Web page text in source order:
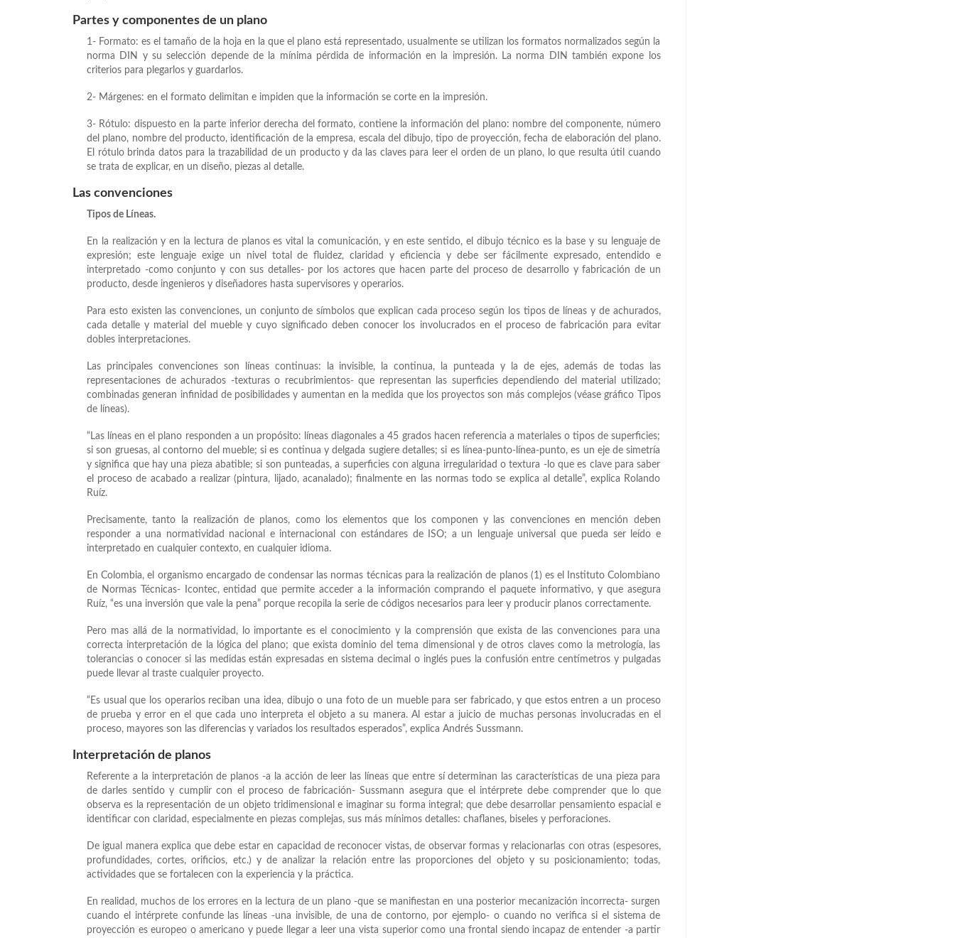
Partes y componentes de un plano
1- Formato: es el tamaño de la hoja en la que el plano está representado, usualmente se utilizan los formatos normalizados según la
norma DIN y su selección depende de la mínima pérdida de información en la impresión. La norma DIN también expone los
criterios para plegarlos y guardarlos.
2- Márgenes: en el formato delimitan e impiden que la información se corte en la impresión.
3- Rótulo: dispuesto en la parte inferior derecha del formato, contiene la información del plano: nombre del componente, número
del plano, nombre del producto, identificación de la empresa, escala del dibujo, tipo de proyección, fecha de elaboración del plano.
El rótulo brinda datos para la trazabilidad de un producto y da las claves para leer el orden de un plano, lo que resulta útil cuando
se trata de explicar, en un diseño, piezas al detalle.
Las convenciones
Tipos de Líneas.
En la realización y en la lectura de planos es vital la comunicación, y en este sentido, el dibujo técnico es la base y su lenguaje de
expresión; este lenguaje exige un nivel total de fluidez, claridad y eficiencia y debe ser fácilmente expresado, entendido e
interpretado -como conjunto y con sus detalles- por los actores que hacen parte del proceso de desarrollo y fabricación de un
producto, desde ingenieros y diseñadores hasta supervisores y operarios.
Para esto existen las convenciones, un conjunto de símbolos que explican cada proceso según los tipos de líneas y de achurados,
cada detalle y material del mueble y cuyo significado deben conocer los involucrados en el proceso de fabricación para evitar
dobles interpretaciones.
Las principales convenciones son líneas continuas: la invisible, la continua, la punteada y la de ejes, además de todas las
representaciones de achurados -texturas o recubrimientos- que representan las superficies dependiendo del material utilizado;
combinadas generan infinidad de posibilidades y aumentan en la medida que los proyectos son más complejos (véase gráfico Tipos
de líneas).
“Las líneas en el plano responden a un propósito: líneas diagonales a 45 grados hacen referencia a materiales o tipos de superficies;
si son gruesas, al contorno del mueble; si es continua y delgada sugiere detalles; si es línea-punto-línea-punto, es un eje de simetría
y significa que hay una pieza abatible; si son punteadas, a superficies con alguna irregularidad o textura -lo que es clave para saber
el proceso de acabado a realizar (pintura, lijado, acanalado); finalmente en las normas todo se explica al detalle”, explica Rolando
Ruíz.
Precisamente, tanto la realización de planos, como los elementos que los componen y las convenciones en mención deben
responder a una normatividad nacional e internacional con estándares de ISO; a un lenguaje universal que pueda ser leído e
interpretado en cualquier contexto, en cualquier idioma.
En Colombia, el organismo encargado de condensar las normas técnicas para la realización de planos (1) es el Instituto Colombiano
de Normas Técnicas- Icontec, entidad que permite acceder a la información comprando el paquete informativo, y que asegura
Ruíz, “es una inversión que vale la pena” porque recopila la serie de códigos necesarios para leer y producir planos correctamente.
Pero mas allá de la normatividad, lo importante es el conocimiento y la comprensión que exista de las convenciones para una
correcta interpretación de la lógica del plano; que exista dominio del tema dimensional y de otros claves como la metrología, las
tolerancias o conocer si las medidas están expresadas en sistema decimal o inglés pues la confusión entre centímetros y pulgadas
puede llevar al traste cualquier proyecto.
“Es usual que los operarios reciban una idea, dibujo o una foto de un mueble para ser fabricado, y que estos entren a un proceso
de prueba y error en el que cada uno interpreta el objeto a su manera. Al estar a juicio de muchas personas involucradas en el
proceso, mayores son las diferencias y variados los resultados esperados”, explica Andrés Sussmann.
Interpretación de planos
Referente a la interpretación de planos -a la acción de leer las líneas que entre sí determinan las características de una pieza para
de darles sentido y cumplir con el proceso de fabricación- Sussmann asegura que el intérprete debe comprender que lo que
observa es la representación de un objeto tridimensional e imaginar su forma integral; que debe desarrollar pensamiento espacial e
identificar con claridad, especialmente en piezas complejas, sus más mínimos detalles: chaflanes, biseles y perforaciones.
De igual manera explica que debe estar en capacidad de reconocer vistas, de observar formas y relacionarlas con otras (espesores,
profundidades, cortes, orificios, etc.) y de analizar la relación entre las proporciones del objeto y su posicionamiento; todas,
actividades que se fortalecen con la experiencia y la práctica.
En realidad, muchos de los errores en la lectura de un plano -que se manifiestan en una posterior mecanización incorrecta- surgen
cuando el intérprete confunde las líneas -una invisible, de una de contorno, por ejemplo- o cuando no verifica si el sistema de
proyección es europeo o americano y puede llegar a leer una vista superior como una frontal siendo incapaz de entender -a partir